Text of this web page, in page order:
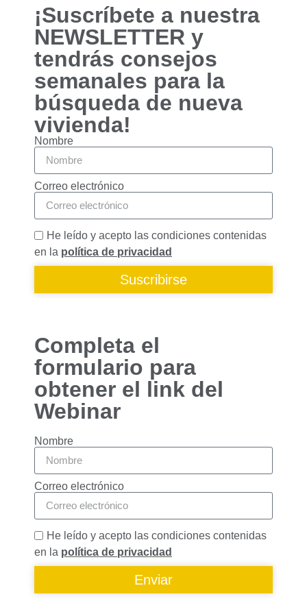
funcionalidades
desaparecerán
de la web.
Marketing
Al compartir tus
intereses y
comportamiento
mientras visitas
nuestro sitio,
aumentas la
posibilidad de
ver contenido y
ofertas
personalizados.
¡Suscríbete a nuestra
NEWSLETTER y
tendrás consejos
semanales para la
búsqueda de nueva
vivienda!
Nombre
Correo electrónico
He leído y acepto las condiciones contenidas
en la política de privacidad
Suscribirse
Completa el
formulario para
obtener el link del
Webinar
Nombre
Correo electrónico
He leído y acepto las condiciones contenidas
en la política de privacidad
Enviar